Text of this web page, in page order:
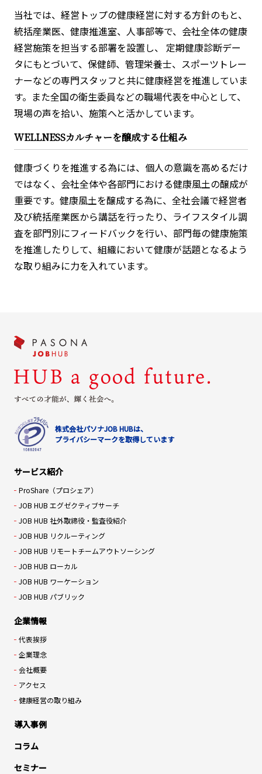
当社では、経営トップの健康経営に対する方針のもと、
統括産業医、健康推進室、人事部等で、会社全体の健康
経営施策を担当する部署を設置し、 定期健康診断デー
タにもとづいて、保健師、管理栄養士、スポーツトレー
ナーなどの専門スタッフと共に健康経営を推進していま
す。また全国の衛生委員などの職場代表を中心として、
現場の声を拾い、施策へと活かしています。
WELLNESSカルチャーを醸成する仕組み
健康づくりを推進する為には、個人の意識を高めるだけ
ではなく、会社全体や各部門における健康風土の醸成が
重要です。健康風土を醸成する為に、全社会議で経営者
及び統括産業医から講話を行ったり、ライフスタイル調
査を部門別にフィードバックを行い、部門毎の健康施策
を推進したりして、組織において健康が話題となるよう
な取り組みに力を入れています。
株式会社パソナJOB HUBは、
プライバシーマークを取得しています
サービス紹介
ProShare（プロシェア）
JOB HUB エグゼクティブサーチ
JOB HUB 社外取締役・監査役紹介
JOB HUB リクルーティング
JOB HUB リモートチームアウトソーシング
JOB HUB ローカル
JOB HUB ワーケーション
JOB HUB パブリック
企業情報
代表挨拶
企業理念
会社概要
アクセス
健康経営の取り組み
導入事例
コラム
セミナー